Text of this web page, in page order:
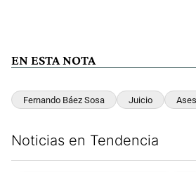
EN ESTA NOTA
Fernando Báez Sosa Juicio
Noticias en Tendencia